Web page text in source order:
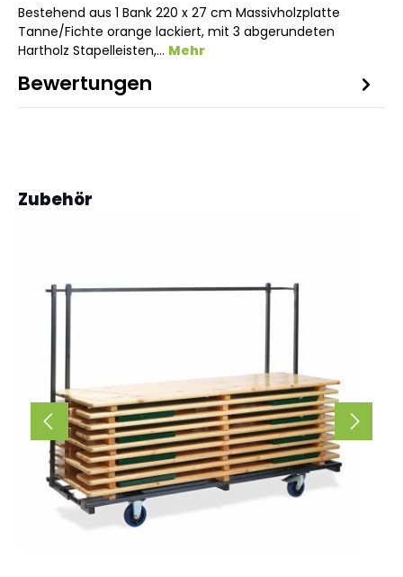
Bestehend aus 1 Bank 220 x 27 cm Massivholzplatte
Tanne/Fichte orange lackiert, mit 3 abgerundeten
Hartholz Stapelleisten,… Mehr
Bewertungen
Produktgalerie überspringen
Zubehör